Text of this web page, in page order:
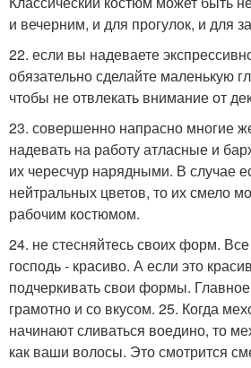
и вечерним, и для прогулок, и для
22. если вы надеваете
обязательно сделайте маленькую
чтобы не отвлекать внимание от
23. совершенно напрасно многие
надевать на работу атласные и
их чересчур нарядными. В случае
нейтральных цветов, то их смело
рабочим костюмом.
24. не стесняйтесь своих форм.
господь - красиво. А если это
подчеркивать свои формы. Главное
грамотно и со вкусом. 25. Когда
начинают сливаться воедино, то
как ваши волосы. Это смотрится